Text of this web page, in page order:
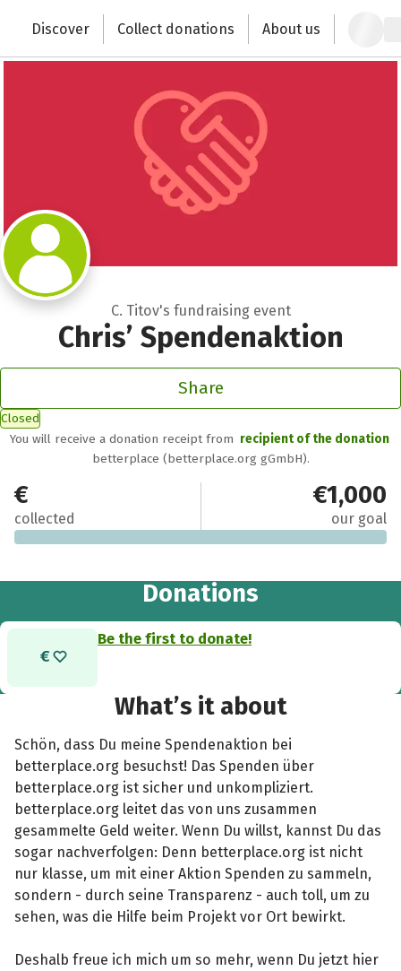
Change the world with your donation
Discover Collect donations About us
C. Titov's fundraising event
Chris’ Spendenaktion
Share
Closed
You will receive a donation receipt from recipient of the donation
betterplace (betterplace.org gGmbH).
€0
collected
€1,000
our goal
Donations
Be the first to donate!
What’s it about
Schön, dass Du meine Spendenaktion bei
betterplace.org besuchst! Das Spenden über
betterplace.org ist sicher und unkompliziert.
betterplace.org leitet das von uns zusammen
gesammelte Geld weiter. Wenn Du willst, kannst Du das
sogar nachverfolgen: Denn betterplace.org ist nicht
nur klasse, um mit einer Aktion Spenden zu sammeln,
sondern - durch seine Transparenz - auch toll, um zu
sehen, was die Hilfe beim Projekt vor Ort bewirkt.
Deshalb freue ich mich um so mehr, wenn Du jetzt hier